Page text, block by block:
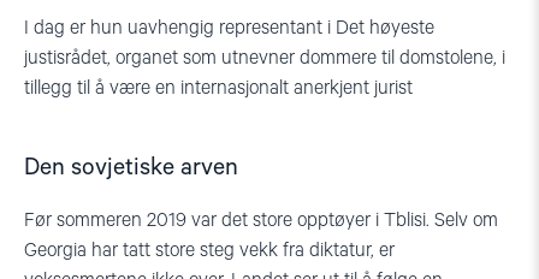
I dag er hun uavhengig representant i Det høyeste
justisrådet, organet som utnevner dommere til domstolene, i
tillegg til å være en internasjonalt anerkjent jurist
Den sovjetiske arven
Før sommeren 2019 var det store opptøyer i Tblisi. Selv om
Georgia har tatt store steg vekk fra diktatur, er